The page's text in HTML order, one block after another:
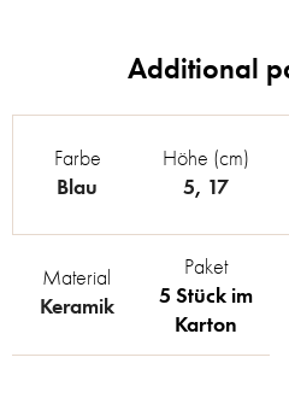
Farbe
Blau
Höhe (cm)
5, 17
Material
Keramik
Paket
5 Stück im
Karton